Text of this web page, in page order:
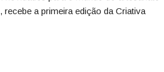
a primeira edição da Criativa